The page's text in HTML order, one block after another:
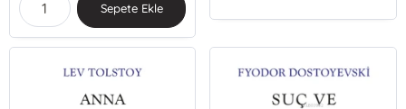
Sepete Ekle